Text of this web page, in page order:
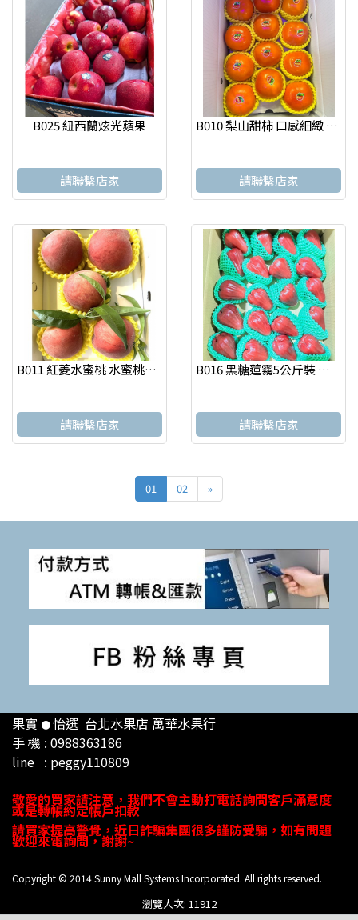
B025 紐西蘭炫光蘋果
請聯繫店家
B010 梨山甜柿 口感細緻 果實 怡選 台北水果店
請聯繫店家
B011 紅菱水蜜桃 水蜜桃精品禮盒(5粒裝)送禮的極致選擇(季節限定・數量珍稀)
請聯繫店家
B016 黑糖蓮霧5公斤裝 蓮霧
請聯繫店家
01 02 »
果實 ●怡選 台北水果店 萬華水果行
手 機 : 0988363186
line : peggy110809
敬愛的買家請注意， 我們不會主動打電話詢問客戶滿意度
或是轉帳約定帳戶扣款
請買家提高警覺，近日詐騙集團很多謹防受騙，如有問題
歡迎來電詢問，謝謝~
Copyright © 2014 Sunny Mall Systems Incorporated. All rights reserved.
瀏覽人次: 11912